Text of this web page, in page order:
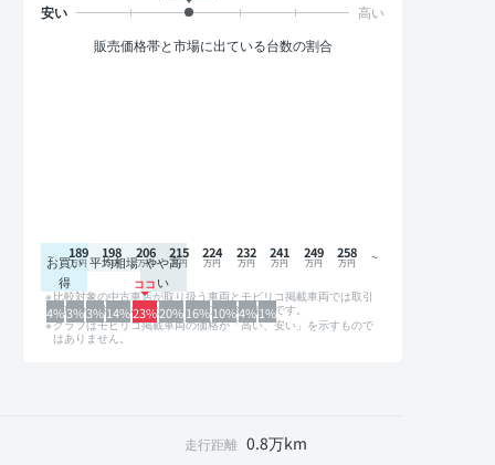
販売価格帯と市場に出ている台数の割合
お買い
得
平均相場 やや高
い
4%3%3%14%23%20%16%10%4%1%
189 198 206 215 224 232 241 249 258
比較対象の中古車店が取り扱う車両とモビリコ掲載車両では取引
形態や条件が異なるため、グラフは参考情報です。
グラフはモビリコ掲載車両の価格が「高い、安い」を示すもので
はありません。
走行距離 0.8万km